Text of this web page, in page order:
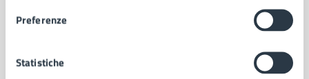
Preferenze
StatisticheComune di Napoli